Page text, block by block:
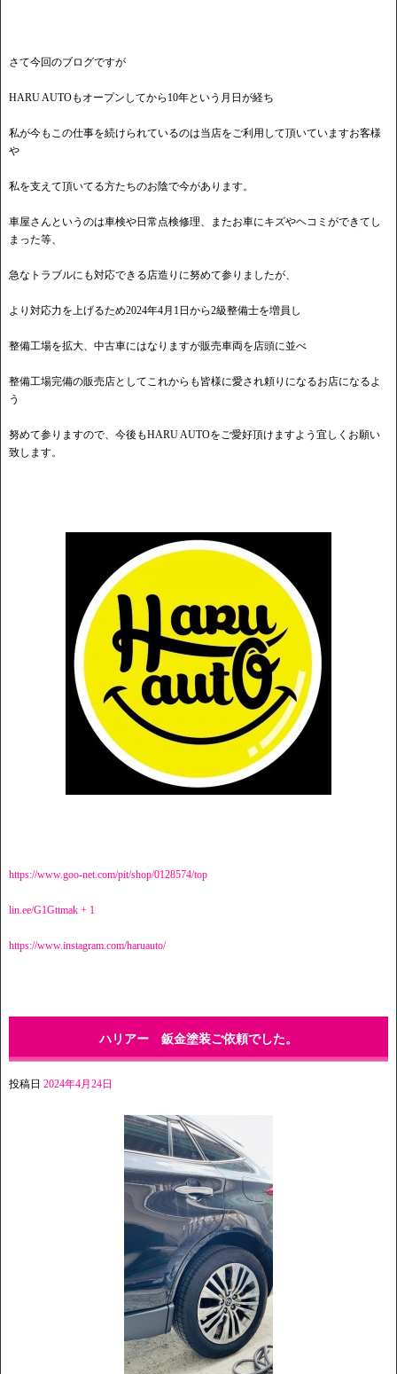
さて今回のブログですが
HARU AUTOもオープンしてから10年という月日が経ち
私が今もこの仕事を続けられているのは当店をご利用して頂いていますお客様
や
私を支えて頂いてる方たちのお陰で今があります。
車屋さんというのは車検や日常点検修理、またお車にキズやヘコミができてし
まった等、
急なトラブルにも対応できる店造りに努めて参りましたが、
より対応力を上げるため2024年4月1日から2級整備士を増員し
整備工場を拡大、中古車にはなりますが販売車両を店頭に並べ
整備工場完備の販売店としてこれからも皆様に愛され頼りになるお店になるよ
う
努めて参りますので、今後もHARU AUTOをご愛好頂けますよう宜しくお願い
致します。
https://www.goo-net.com/pit/shop/0128574/top
lin.ee/G1Gttmak + 1
https://www.instagram.com/haruauto/
ハリアー 鈑金塗装ご依頼でした。
投稿日 2024年4月24日